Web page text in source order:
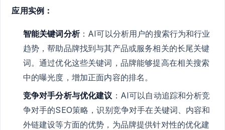
应用实例：
智能关键词分析：AI可以分析用户的搜索行为和行业
趋势，帮助品牌找到与其产品或服务相关的长尾关键
词。通过优化这些关键词，品牌能够提高在相关搜索
中的曝光度，增加正面内容的排名。
竞争对手分析与优化建议 ：AI可以自动追踪和分析竞
争对手的SEO策略，识别竞争对手在关键词、内容和
外链建设等方面的优势，为品牌提供针对性的优化建